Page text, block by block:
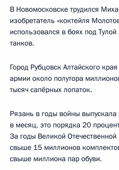
В Новомосковске трудился
изобретатель «коктейля
использовался в боях под
танков.
Город Рубцовск Алтайского
армии около полутора
тысяч сапёрных лопаток.
Рязань в годы войны
в месяц, это порядка 20
За годы Великой
свыше 15 миллионов
свыше миллиона пар обуви.